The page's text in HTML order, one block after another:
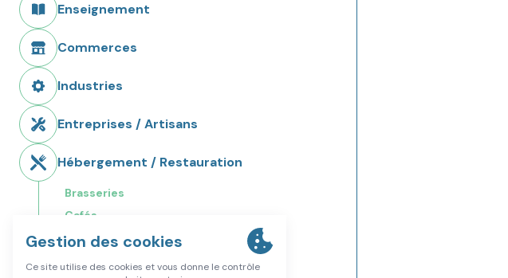
Enseignement
Commerces
Industries
Entreprises / Artisans
Hébergement / Restauration
Brasseries
Cafés
Restaurants